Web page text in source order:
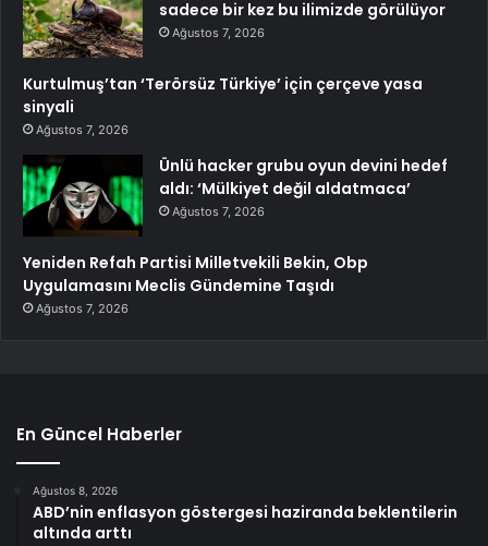
sadece bir kez bu ilimizde görülüyor
Ağustos 7, 2026
Kurtulmuş’tan ‘Terörsüz Türkiye’ için çerçeve yasa
sinyali
Ağustos 7, 2026
Ünlü hacker grubu oyun devini hedef
aldı: ‘Mülkiyet değil aldatmaca’
Ağustos 7, 2026
Yeniden Refah Partisi Milletvekili Bekin, Obp
Uygulamasını Meclis Gündemine Taşıdı
Ağustos 7, 2026
En Güncel Haberler
Ağustos 8, 2026
ABD’nin enflasyon göstergesi haziranda beklentilerin
altında arttı